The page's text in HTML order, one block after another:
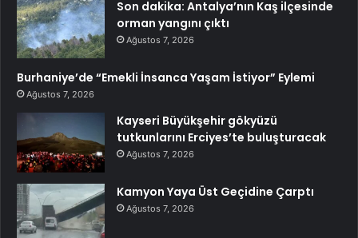
Son dakika: Antalya’nın Kaş ilçesinde
orman yangını çıktı
Ağustos 7, 2026
Burhaniye’de “Emekli İnsanca Yaşam İstiyor” Eylemi
Ağustos 7, 2026
Kayseri Büyükşehir gökyüzü
tutkunlarını Erciyes’te buluşturacak
Ağustos 7, 2026
Kamyon Yaya Üst Geçidine Çarptı
Ağustos 7, 2026